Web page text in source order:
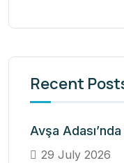
Recent
Avşa
29 July 2026